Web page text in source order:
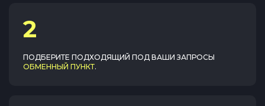
2
ПОДБЕРИТЕ ПОДХОДЯЩИЙ ПОД ВАШИ ЗАПРОСЫ
ОБМЕННЫЙ ПУНКТ.